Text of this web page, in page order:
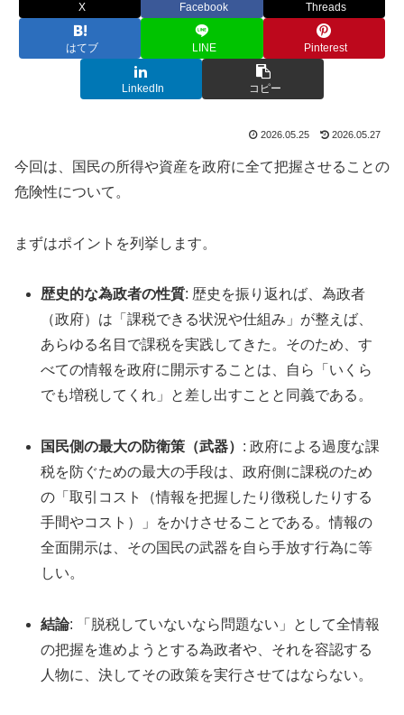
X Facebook Threads
はてブ LINE Pinterest
LinkedIn コピー
2026.05.25 2026.05.27
今回は、国民の所得や資産を政府に全て把握させることの
危険性について。
まずはポイントを列挙します。
歴史的な為政者の性質: 歴史を振り返れば、為政者
（政府）は「課税できる状況や仕組み」が整えば、
あらゆる名目で課税を実践してきた。そのため、す
べての情報を政府に開示することは、自ら「いくら
でも増税してくれ」と差し出すことと同義である。
国民側の最大の防衛策（武器） : 政府による過度な課
税を防ぐための最大の手段は、政府側に課税のため
の「取引コスト（情報を把握したり徴税したりする
手間やコスト）」をかけさせることである。情報の
全面開示は、その国民の武器を自ら手放す行為に等
しい。
結論: 「脱税していないなら問題ない」として全情報
の把握を進めようとする為政者や、それを容認する
人物に、決してその政策を実行させてはならない。